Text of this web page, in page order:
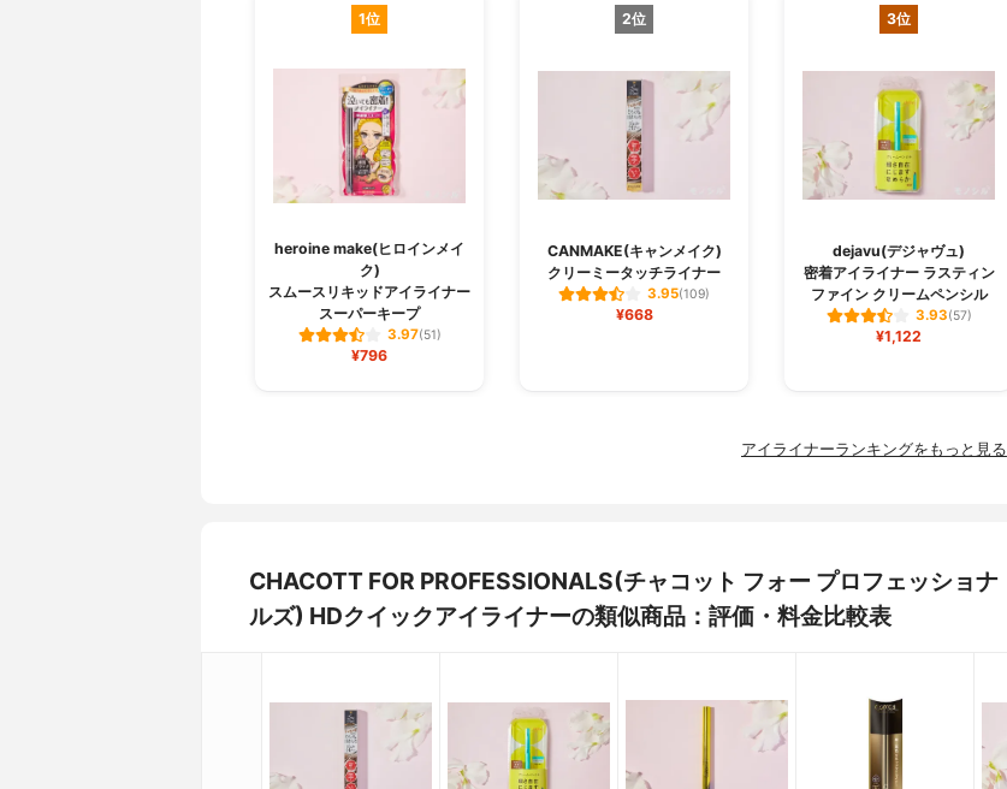
1位
heroine make(ヒロインメイ
ク)
スムースリキッドアイライナー
スーパーキープ
3.97(51)
¥796
2位
CANMAKE(キャンメイク)
クリーミータッチライナー
3.95(109)
¥668
3位
dejavu(デジャヴュ)
密着アイライナー ラスティン
ファイン クリームペンシル
3.93(57)
¥1,122
アイライナーランキングをもっと見る
CHACOTT FOR PROFESSIONALS(チャコット フォー プロフェッショナ
ルズ) HDクイックアイライナーの類似商品：評価・料金比較表